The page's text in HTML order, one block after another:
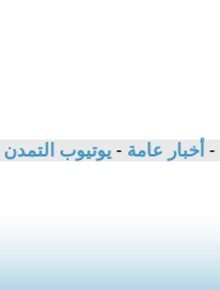
- أخبار عامة - يوتيوب التمدن